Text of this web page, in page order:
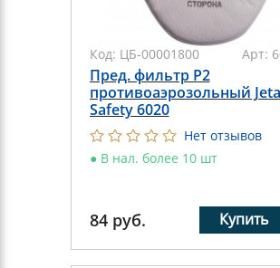
Код: ЦБ-00001800 Арт:
Пред. фильтр P2
противоаэрозольный Jeta
Safety 6020
Нет отзывов
● В нал. более 10 шт
84 руб. Купить